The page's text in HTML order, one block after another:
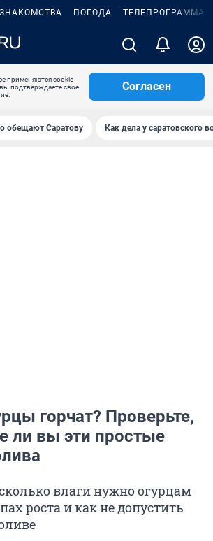
ЗНАКОМСТВА ПОГОДА ТЕЛЕПРОГРАММА
применяются cookie-
подтверждаете свое
Согласен
обещают Саратову Как дела у саратовского
горчат? Проверьте,
ли вы эти простые
влаги нужно огурцам
роста и как не допустить